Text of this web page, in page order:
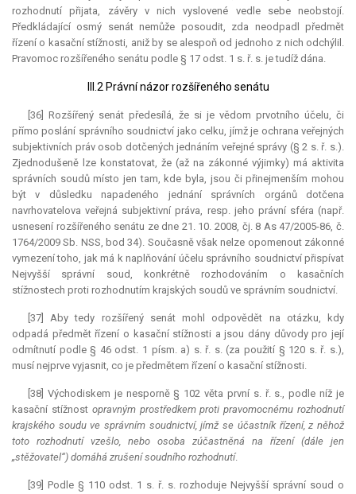
rozhodnutí přijata, závěry v nich vyslovené vedle sebe neobstojí.
Předkládající osmý senát nemůže posoudit, zda neodpadl předmět
řízení o kasační stížnosti, aniž by se alespoň od jednoho z nich odchýlil.
Pravomoc rozšířeného senátu podle § 17 odst. 1 s. ř. s. je tudíž dána.
III.2 Právní názor rozšířeného senátu
[36] Rozšířený senát předesílá, že si je vědom prvotního účelu, či
přímo poslání správního soudnictví jako celku, jímž je ochrana veřejných
subjektivních práv osob dotčených jednáním veřejné správy (§ 2 s. ř. s.).
Zjednodušeně lze konstatovat, že (až na zákonné výjimky) má aktivita
správních soudů místo jen tam, kde byla, jsou či přinejmenším mohou
být v důsledku napadeného jednání správních orgánů dotčena
navrhovatelova veřejná subjektivní práva, resp. jeho právní sféra (např.
usnesení rozšířeného senátu ze dne 21. 10. 2008, čj. 8 As 47/2005-86, č.
1764/2009 Sb. NSS, bod 34). Současně však nelze opomenout zákonné
vymezení toho, jak má k naplňování účelu správního soudnictví přispívat
Nejvyšší správní soud, konkrétně rozhodováním o kasačních
stížnostech proti rozhodnutím krajských soudů ve správním soudnictví.
[37] Aby tedy rozšířený senát mohl odpovědět na otázku, kdy
odpadá předmět řízení o kasační stížnosti a jsou dány důvody pro její
odmítnutí podle § 46 odst. 1 písm. a) s. ř. s. (za použití § 120 s. ř. s.),
musí nejprve vyjasnit, co je předmětem řízení o kasační stížnosti.
[38] Východiskem je nesporně § 102 věta první s. ř. s., podle níž je
kasační stížnost opravným prostředkem proti pravomocnému rozhodnutí
krajského soudu ve správním soudnictví, jímž se účastník řízení, z něhož
toto rozhodnutí vzešlo, nebo osoba zúčastněná na řízení (dále jen
„stěžovatel“) domáhá zrušení soudního rozhodnutí.
[39] Podle § 110 odst. 1 s. ř. s. rozhoduje Nejvyšší správní soud o